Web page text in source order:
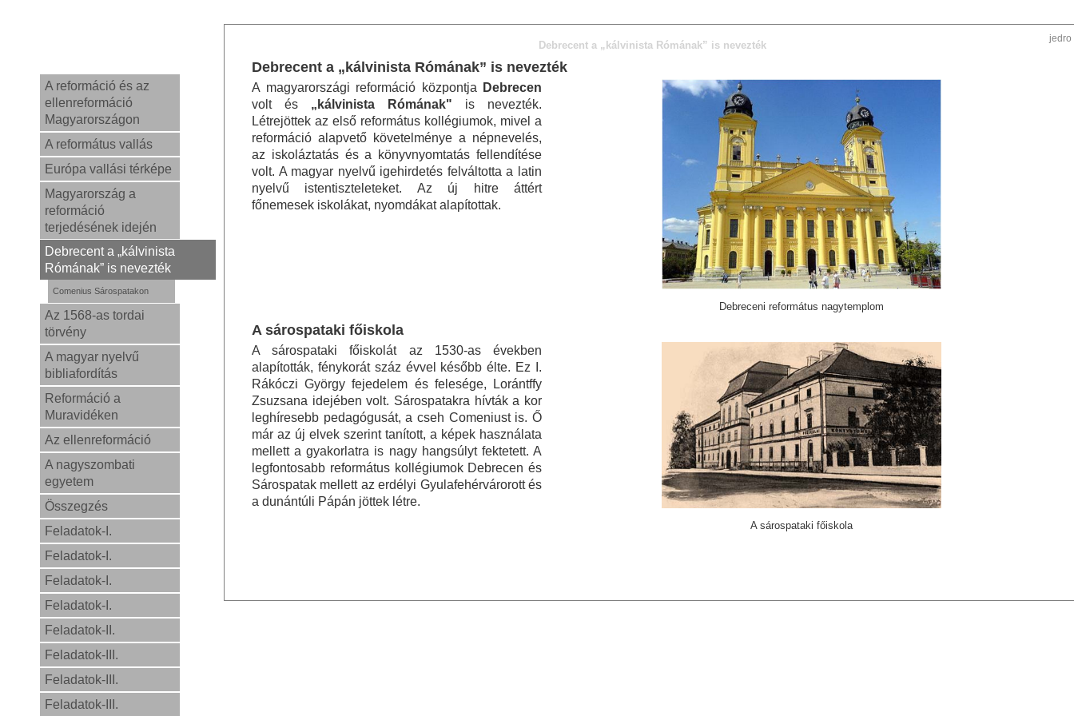
A reformáció és az
ellenreformáció
Magyarországon
A református vallás
Európa vallási térképe
Magyarország a
reformáció
terjedésének idején
Debrecent a „kálvinista
Rómának” is nevezték
Comenius Sárospatakon
Az 1568-as tordai
törvény
A magyar nyelvű
bibliafordítás
Reformáció a
Muravidéken
Az ellenreformáció
A nagyszombati
egyetem
Összegzés
Feladatok-I.
Feladatok-I.
Feladatok-I.
Feladatok-I.
Feladatok-II.
Feladatok-III.
Feladatok-III.
Feladatok-III.
jedro
Debrecent a „kálvinista Rómának” is nevezték
Debrecent a „kálvinista Rómának” is nevezték
Debreceni református nagytemplom
A magyarországi reformáció központja
Debrecen
volt és „kálvinista Rómának" is nevezték.
Létrejöttek az első református kollégiumok, mivel a
reformáció alapvető követelménye a népnevelés,
az iskoláztatás és a könyvnyomtatás fellendítése
volt. A magyar nyelvű igehirdetés felváltotta a latin
nyelvű istentiszteleteket. Az új hitre áttért
főnemesek iskolákat, nyomdákat alapítottak.
A sárospataki főiskola
A sárospataki főiskola
A sárospataki főiskolát az 1530-as években
alapították, fénykorát száz évvel később élte. Ez I.
Rákóczi György fejedelem és felesége, Lorántffy
Zsuzsana idejében volt. Sárospatakra hívták a kor
leghíresebb pedagógusát, a cseh Comeniust is. Ő
már az új elvek szerint tanított, a képek használata
mellett a gyakorlatra is nagy hangsúlyt fektetett. A
legfontosabb református kollégiumok Debrecen és
Sárospatak mellett az erdélyi Gyulafehérvárorott és
a dunántúli Pápán jöttek létre.